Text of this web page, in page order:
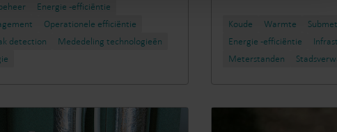
Energie -efficiëntie
Operationele efficiëntie
detection
Mededeling technologieën
Koude Warmte
Energie -efficiëntie
Meterstanden​